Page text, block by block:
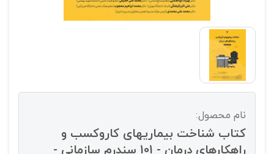
نام محصول:
کتاب شناخت بیماریهای کاروکسب و
راهکارهای درمان - 101 سندرم سازمانی -